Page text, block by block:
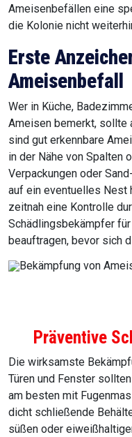
Ameisenbefällen eine
die Kolonie nicht
Erste
Ameisenbefall
Wer in Küche,
Ameisen bemerkt, sollte
sind gut erkennbare
in der Nähe von Spalten
Verpackungen oder
auf ein eventuelles Nest
zeitnah eine Kontrolle
Schädlingsbekämpfer
beauftragen, bevor sich
Präventive
Die wirksamste
Türen und Fenster
am besten mit
dicht schließende
süßen oder